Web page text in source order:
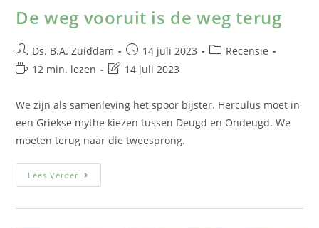
De weg vooruit is de weg terug
Ds. B.A. Zuiddam 14 juli 2023
Recensie
12 min. lezen
14 juli 2023
We zijn als samenleving het spoor bijster. Herculus moet in
een Griekse mythe kiezen tussen Deugd en Ondeugd. We
moeten terug naar die tweesprong.
Lees Verder